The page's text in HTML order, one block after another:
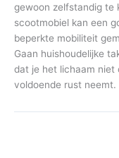
gewoon zelfstandig te
scootmobiel kan een
beperkte mobiliteit
Gaan huishoudelijke
dat je het lichaam niet
voldoende rust neemt.